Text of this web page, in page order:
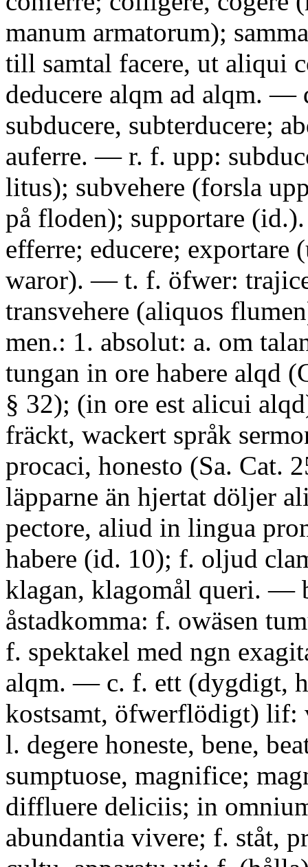
manum armatorum);
till samtal facere, ut aliqui
deducere alqm ad alqm. —
subducere, subterducere;
auferre. — r. f. upp:
litus); subvehere (forsla
på floden); supportare
efferre; educere; exportare
waror). — t. f. öfwer:
transvehere (aliquos
men.: 1. absolut: a. om
tungan in ore habere alqd
§ 32); (in ore est alicui
fräckt, wackert språk
procaci, honesto (Sa. Cat.
läpparne än hjertat döljer
pectore, aliud in lingua
habere (id. 10); f. oljud
klagan, klagomål queri. —
åstadkomma: f. owäsen
f. spektakel med ngn
alqm. — c. f. ett (dygdigt,
kostsamt, öfwerflödigt) lif:
l. degere honeste, bene,
sumptuose, magnifice;
diffluere deliciis; in
abundantia vivere; f. ståt,